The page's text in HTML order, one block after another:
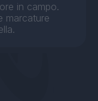
in campo.
marcature